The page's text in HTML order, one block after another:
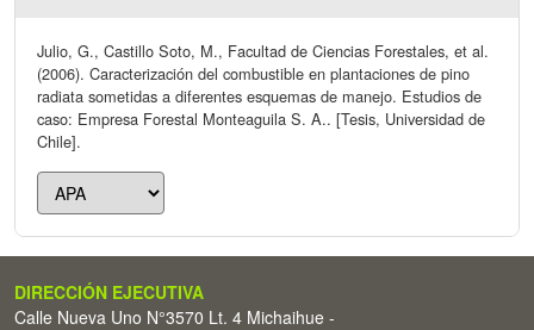
Julio, G., Castillo Soto, M., Facultad de Ciencias Forestales, et al.
(2006). Caracterización del combustible en plantaciones de pino
radiata sometidas a diferentes esquemas de manejo. Estudios de
caso: Empresa Forestal Monteaguila S. A.. [Tesis, Universidad de
Chile].
DIRECCIÓN EJECUTIVA
Calle Nueva Uno N°3570 Lt. 4 Michaihue -